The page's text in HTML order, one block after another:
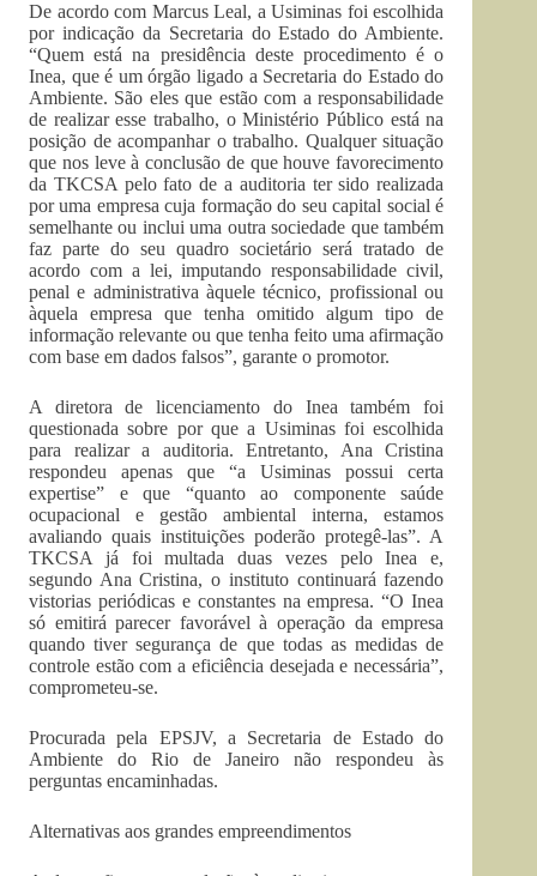
De acordo com Marcus Leal, a Usiminas foi escolhida
por indicação da Secretaria do Estado do Ambiente.
“Quem está na presidência deste procedimento é o
Inea, que é um órgão ligado a Secretaria do Estado do
Ambiente. São eles que estão com a responsabilidade
de realizar esse trabalho, o Ministério Público está na
posição de acompanhar o trabalho. Qualquer situação
que nos leve à conclusão de que houve favorecimento
da TKCSA pelo fato de a auditoria ter sido realizada
por uma empresa cuja formação do seu capital social é
semelhante ou inclui uma outra sociedade que também
faz parte do seu quadro societário será tratado de
acordo com a lei, imputando responsabilidade civil,
penal e administrativa àquele técnico, profissional ou
àquela empresa que tenha omitido algum tipo de
informação relevante ou que tenha feito uma afirmação
com base em dados falsos”, garante o promotor.
A diretora de licenciamento do Inea também foi
questionada sobre por que a Usiminas foi escolhida
para realizar a auditoria. Entretanto, Ana Cristina
respondeu apenas que “a Usiminas possui certa
expertise” e que “quanto ao componente saúde
ocupacional e gestão ambiental interna, estamos
avaliando quais instituições poderão protegê-las”. A
TKCSA já foi multada duas vezes pelo Inea e,
segundo Ana Cristina, o instituto continuará fazendo
vistorias periódicas e constantes na empresa. “O Inea
só emitirá parecer favorável à operação da empresa
quando tiver segurança de que todas as medidas de
controle estão com a eficiência desejada e necessária”,
comprometeu-se.
Procurada pela EPSJV, a Secretaria de Estado do
Ambiente do Rio de Janeiro não respondeu às
perguntas encaminhadas.
Alternativas aos grandes empreendimentos